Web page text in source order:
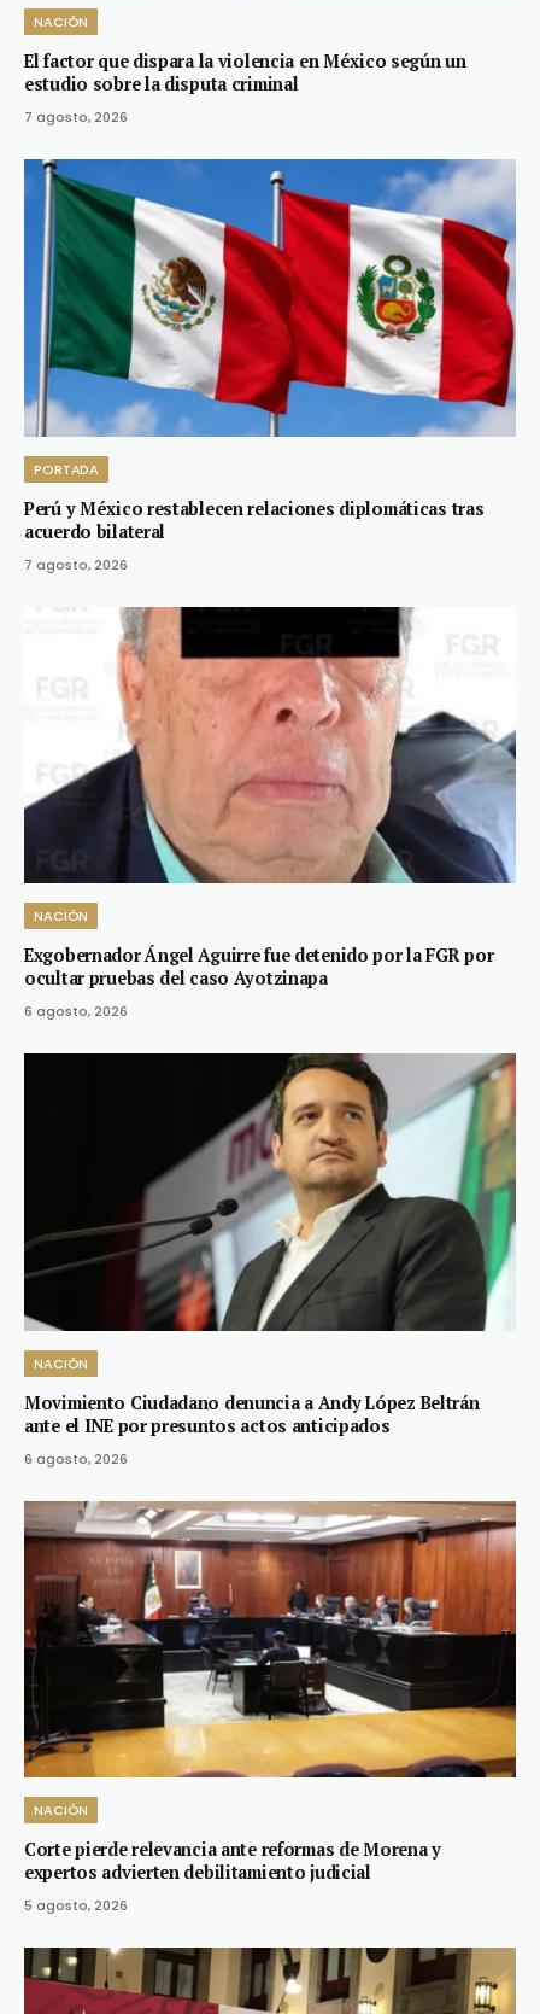
NACIÓN
El factor que dispara la violencia en México según un
estudio sobre la disputa criminal
7 agosto, 2026
PORTADA
Perú y México restablecen relaciones diplomáticas tras
acuerdo bilateral
7 agosto, 2026
NACIÓN
Exgobernador Ángel Aguirre fue detenido por la FGR por
ocultar pruebas del caso Ayotzinapa
6 agosto, 2026
NACIÓN
Movimiento Ciudadano denuncia a Andy López Beltrán
ante el INE por presuntos actos anticipados
6 agosto, 2026
NACIÓN
Corte pierde relevancia ante reformas de Morena y
expertos advierten debilitamiento judicial
5 agosto, 2026